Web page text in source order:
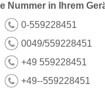
Nummer in Ihrem
0-559228451
0049/559228451
+49 559228451
+49--559228451